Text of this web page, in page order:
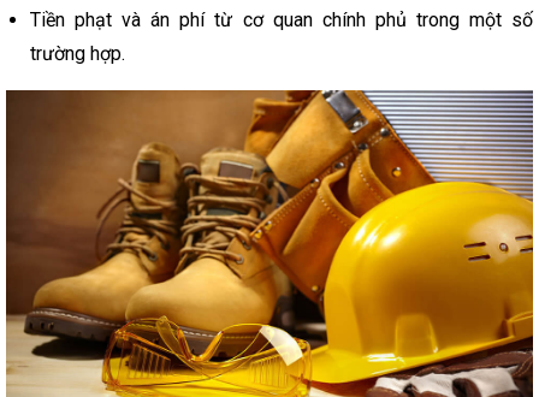
Tiền phạt và án phí từ cơ quan chính phủ trong một số
trường hợp.